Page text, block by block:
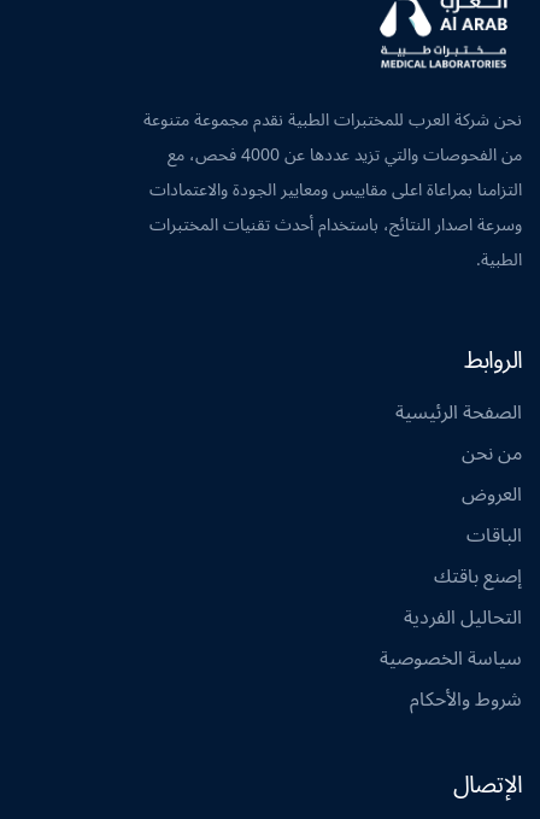
نحن شركة العرب للمختبرات الطبية نقدم مجموعة متنوعة
من الفحوصات والتي تزيد عددها عن 4000 فحص، مع
التزامنا بمراعاة اعلى مقاييس ومعايير الجودة والاعتمادات
وسرعة اصدار النتائج، باستخدام أحدث تقنيات المختبرات
الطبية.
الروابط
الصفحة الرئيسية
من نحن
العروض
الباقات
إصنع باقتك
التحاليل الفردية
سياسة الخصوصية
شروط والأحكام
الإتصال